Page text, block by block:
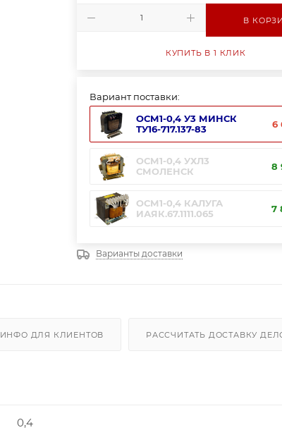
В
КУПИТЬ В 1 КЛИК
Вариант поставки:
ОСМ1-0,4 У3 МИНСК
ТУ16-717.137-83
6
ОСМ1-0,4 УХЛ3
СМОЛЕНСК
8
ОСМ1-0,4 КАЛУГА
ИАЯК.67.1111.065
7
Варианты доставки
ИНФО ДЛЯ КЛИЕНТОВ РАССЧИТАТЬ ДОСТАВКУ
0,4